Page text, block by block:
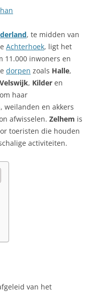
, te midden van
Achterhoek, ligt het
11.000 inwoners en
dorpen zoals Halle,
Velswijk, Kilder en
haar
weilanden en akkers
afwisselen. Zelhem is
toeristen die houden
activiteiten.
van het